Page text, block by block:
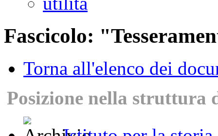
Fascicolo:
Torna all'elenco dei
Posizione nella struttura